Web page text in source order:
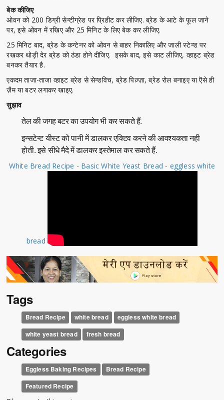
बेक कीजिए
ओवन को 200 डिग्री सेन्टीग्रेड पर प्रिहीट कर लीजिए. ब्रेड के आटे के फूल जाने
पर, इसे ओवन में रखिए और 25 मिनिट के लिए बेक कर लीजिए.
25 मिनिट बाद, ब्रेड के कन्टेनर को ओवन से बाहर निकालिए और जाली स्टेन्ड पर
रखकर थोड़ी देर ब्रेड को ठंडा होने दीजिए. इसके बाद, इसे काट लीजिए, व्हाइट ब्रेड
बनकर तैयार है.
एकदम ताजा-ताजा व्हाइट ब्रेड से सेन्डविच, ब्रेड पिज़्ज़ा, ब्रेड रोल बनाइए या ऎसे ही
ज़ैम या बटर लगाकर खाइए.
सुझाव
तेल की जगह बटर का उपयोग भी कर सकते हैं.
इन्सटेन्ट यीस्ट को पानी में डालकर एक्टिव करने की आवश्यकता नही
होती. इसे सीधे मैदे में डालकर इस्तेमाल कर सकते हैं.
White Bread Recipe - Basic White Yeast Bread - eggless white
bread
Tags
Bread Recipe white bread
eggless white bread
white yeast bread
fresh bread
Categories
Eggless Baking Recipes
Bread Recipe
Featured Recipe